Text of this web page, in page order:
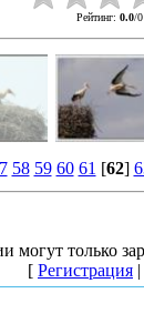
Рейтинг: 0.0/0
58 59 60 61 [62]
могут только
[ Регистрация |